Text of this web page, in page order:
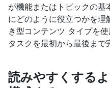
が機能またはトピックの
にどのように役立つかを
き型コンテンツ タイプを
タスクを最初から最後まで
読みやすくする